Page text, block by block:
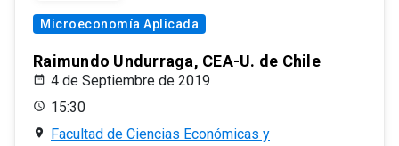
Microeconomía Aplicada
Raimundo Undurraga, CEA-U. de Chile
4 de Septiembre de 2019
15:30
Facultad de Ciencias Económicas y